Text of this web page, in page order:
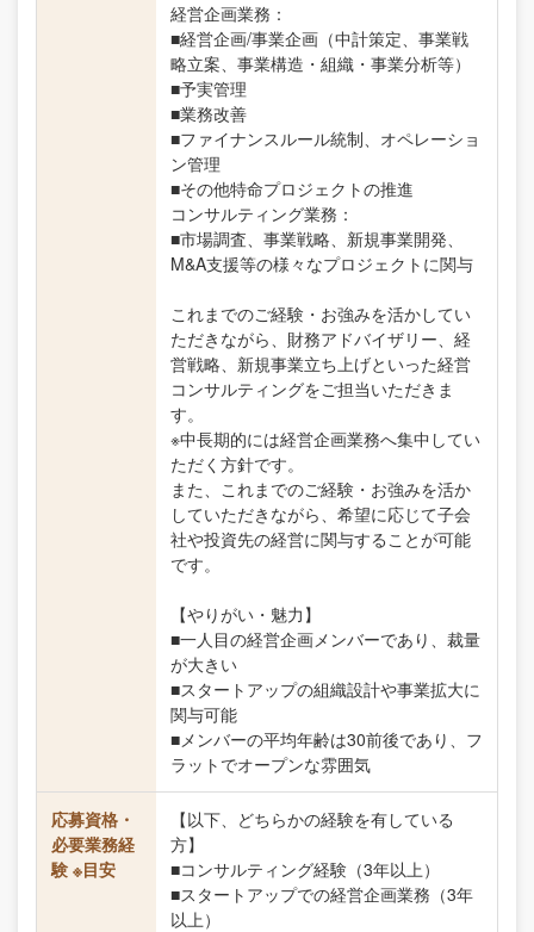
経営企画業務：
■経営企画/事業企画（中計策定、事業戦
略立案、事業構造・組織・事業分析等）
■予実管理
■業務改善
■ファイナンスルール統制、オペレーショ
ン管理
■その他特命プロジェクトの推進
コンサルティング業務：
■市場調査、事業戦略、新規事業開発、
M&A支援等の様々なプロジェクトに関与
これまでのご経験・お強みを活かしてい
ただきながら、財務アドバイザリー、経
営戦略、新規事業立ち上げといった経営
コンサルティングをご担当いただきま
す。
※中長期的には経営企画業務へ集中してい
ただく方針です。
また、これまでのご経験・お強みを活か
していただきながら、希望に応じて子会
社や投資先の経営に関与することが可能
です。
【やりがい・魅力】
■一人目の経営企画メンバーであり、裁量
が大きい
■スタートアップの組織設計や事業拡大に
関与可能
■メンバーの平均年齢は30前後であり、フ
ラットでオープンな雰囲気
応募資格・
必要業務経
験 ※目安
【以下、どちらかの経験を有している
方】
■コンサルティング経験（3年以上）
■スタートアップでの経営企画業務（3年
以上）